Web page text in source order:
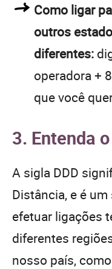
Como ligar
outros
diferentes:
operadora +
que você
3. Entenda
A sigla DDD
Distância, e é
efetuar ligações
diferentes
nosso país, como